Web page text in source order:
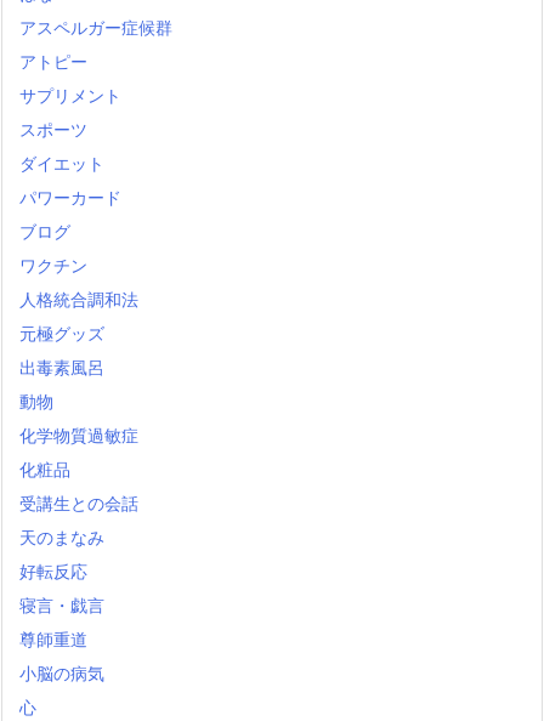
アスペルガー症候群
アトピー
サプリメント
スポーツ
ダイエット
パワーカード
ブログ
ワクチン
人格統合調和法
元極グッズ
出毒素風呂
動物
化学物質過敏症
化粧品
受講生との会話
天のまなみ
好転反応
寝言・戯言
尊師重道
小脳の病気
心